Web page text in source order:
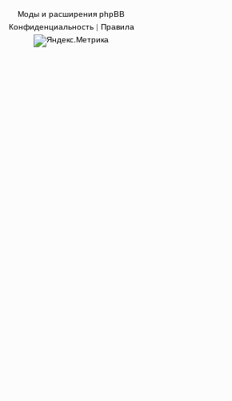
Моды и расширения phpBB
Конфиденциальность| Правила